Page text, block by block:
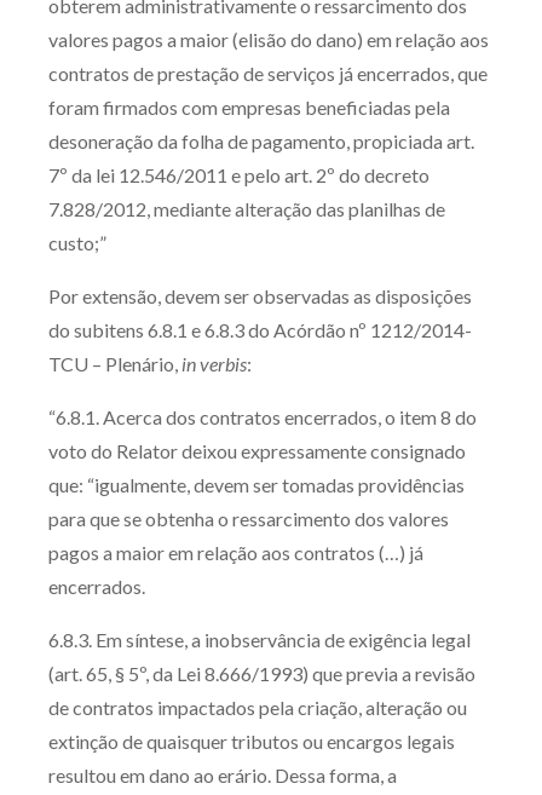
obterem administrativamente o ressarcimento dos
valores pagos a maior (elisão do dano) em relação aos
contratos de prestação de serviços já encerrados, que
foram firmados com empresas beneficiadas pela
desoneração da folha de pagamento, propiciada art.
7º da lei 12.546/2011 e pelo art. 2º do decreto
7.828/2012, mediante alteração das planilhas de
custo;”
Por extensão, devem ser observadas as disposições
do subitens 6.8.1 e 6.8.3 do Acórdão nº 1212/2014-
TCU – Plenário, in verbis:
“6.8.1. Acerca dos contratos encerrados, o item 8 do
voto do Relator deixou expressamente consignado
que: “igualmente, devem ser tomadas providências
para que se obtenha o ressarcimento dos valores
pagos a maior em relação aos contratos (…) já
encerrados.
6.8.3. Em síntese, a inobservância de exigência legal
(art. 65, § 5º, da Lei 8.666/1993) que previa a revisão
de contratos impactados pela criação, alteração ou
extinção de quaisquer tributos ou encargos legais
resultou em dano ao erário. Dessa forma, a